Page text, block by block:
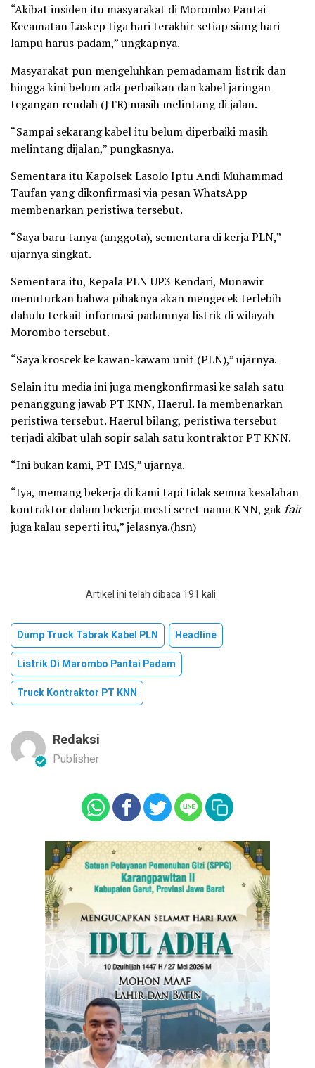
“Akibat insiden itu masyarakat di Morombo Pantai
Kecamatan Laskep tiga hari terakhir setiap siang hari
lampu harus padam,” ungkapnya.
Masyarakat pun mengeluhkan pemadamam listrik dan
hingga kini belum ada perbaikan dan kabel jaringan
tegangan rendah (JTR) masih melintang di jalan.
“Sampai sekarang kabel itu belum diperbaiki masih
melintang dijalan,” pungkasnya.
Sementara itu Kapolsek Lasolo Iptu Andi Muhammad
Taufan yang dikonfirmasi via pesan WhatsApp
membenarkan peristiwa tersebut.
“Saya baru tanya (anggota), sementara di kerja PLN,”
ujarnya singkat.
Sementara itu, Kepala PLN UP3 Kendari, Munawir
menuturkan bahwa pihaknya akan mengecek terlebih
dahulu terkait informasi padamnya listrik di wilayah
Morombo tersebut.
“Saya kroscek ke kawan-kawam unit (PLN),” ujarnya.
Selain itu media ini juga mengkonfirmasi ke salah satu
penanggung jawab PT KNN, Haerul. Ia membenarkan
peristiwa tersebut. Haerul bilang, peristiwa tersebut
terjadi akibat ulah sopir salah satu kontraktor PT KNN.
“Ini bukan kami, PT IMS,” ujarnya.
“Iya, memang bekerja di kami tapi tidak semua kesalahan
kontraktor dalam bekerja mesti seret nama KNN, gak fair
juga kalau seperti itu,” jelasnya.(hsn)
Artikel ini telah dibaca 191 kali
Dump Truck Tabrak Kabel PLN
Headline
Listrik Di Marombo Pantai Padam
Truck Kontraktor PT KNN
Redaksi
Publisher